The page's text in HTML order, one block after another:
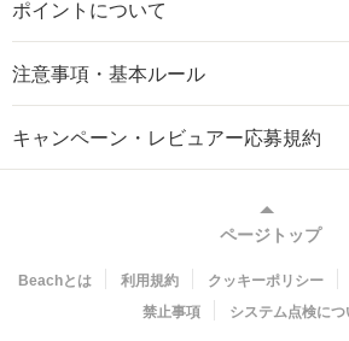
ポイントについて
注意事項・基本ルール
キャンペーン・レビュアー応募規約
ページトップ
Beachとは 利用規約 クッキーポリシー
禁止事項
システム点検につ